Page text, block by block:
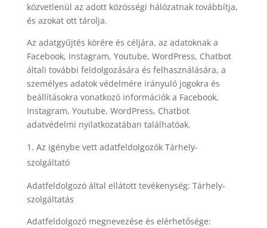
közvetlenül az adott közösségi hálózatnak továbbítja,
és azokat ott tárolja.
Az adatgyűjtés körére és céljára, az adatoknak a
Facebook, Instagram, Youtube, WordPress, Chatbot
általi további feldolgozására és felhasználására, a
személyes adatok védelmére irányuló jogokra és
beállításokra vonatkozó információk a Facebook,
Instagram, Youtube, WordPress, Chatbot
adatvédelmi nyilatkozatában találhatóak.
Az igénybe vett adatfeldolgozók Tárhely-
szolgáltató
Adatfeldolgozó által ellátott tevékenység: Tárhely-
szolgáltatás
Adatfeldolgozó megnevezése és elérhetősége: